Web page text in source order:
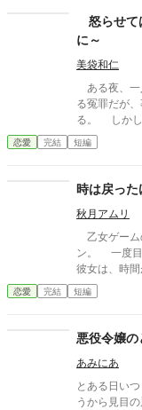
怒らせて
に～
美袋和仁
ある夜、一
る冤罪だが
る。 しかしその背後で爆音が轟き、一人の男性が姿を見せた。
彼は少女の父親。 怒らせてはならない人々に繋
解消が、思わぬ展開を導
恋愛 完結 短編
時は戻った
秋月アムリ
乙女ゲーム
ン。 一度目の人生では破滅回避に奔走するも虚しく断罪された
彼女は、時
いた。 もう疲れた。どうせ無駄なら、せめて断罪の日まで穏や
かに眠って
者・セドリ
「今度こそ、私が
失った令嬢
めたはずの
恋愛 完結 短編
悪役令嬢
あみにあ
とある日い
うから見目